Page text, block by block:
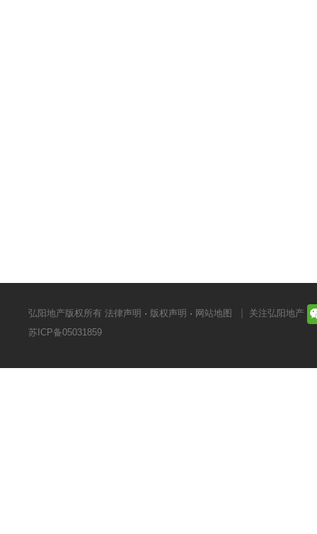
弘阳地产版权所有 法律声明 · 版权声明 · 网站地图
关注弘阳地产
苏ICP备05031859